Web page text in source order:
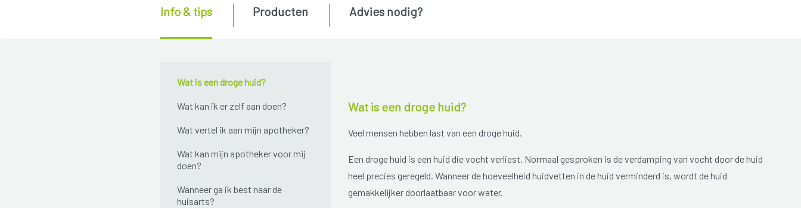
Wat is een droge huid?
Wat kan ik er zelf aan doen?
Wat vertel ik aan mijn apotheker?
Wat kan mijn apotheker voor mij
doen?
Wanneer ga ik best naar de
huisarts?
Info & tips Producten Advies nodig?
Wat is een droge huid?
Veel mensen hebben last van een droge huid.
Een droge huid is een huid die vocht verliest. Normaal gesproken is de verdamping van vocht door de huid
heel precies geregeld. Wanneer de hoeveelheid huidvetten in de huid verminderd is, wordt de huid
gemakkelijker doorlaatbaar voor water.